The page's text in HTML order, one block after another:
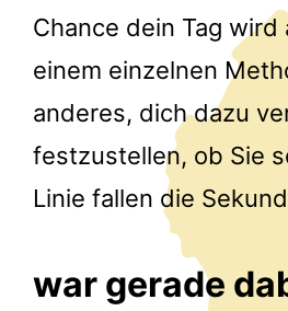
Chance dein Tag
einem einzelnen
anderes, dich dazu
festzustellen, ob Sie
Linie fallen die
war gerade